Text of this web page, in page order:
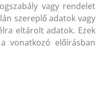
vagy rendelet
szereplő adatok vagy
eltárolt adatok. Ezek
vonatkozó előírásban